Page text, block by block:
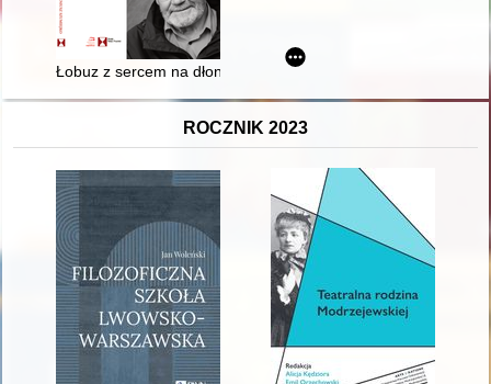
Łobuz z sercem na dłoni : Eugeniusz Szumiejko (1946-2020)
ROCZNIK 2023